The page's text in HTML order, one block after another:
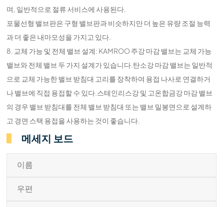
며, 일반적으로 절류 서비스에 사용된다.
포물선형 밸브판은 구형 밸브판과 비슷하지만 더 높은 유량 조절 능력
과 더 좋은 내마모성을 가지고 있다.
8. 교체 가능 및 전체 밸브 설계: KAMROO 주강 마감 밸브는 교체 가능
밸브와 전체 밸브 두 가지 설계가 있습니다.탄소강 마감 밸브는 일반적
으로 교체 가능한 밸브 받침대 고리를 장착하여 용접 나사로 연결하거
나 밸브에 직접 용접할 수 있다.스테인리스강 및 고온합금강 마감 밸브
의 경우 밸브 받침대를 전체 밸브 받침대 또는 밸브 밀봉면으로 설계하
고 경면 스택 용접을 사용하는 것이 좋습니다.
메세지 보드